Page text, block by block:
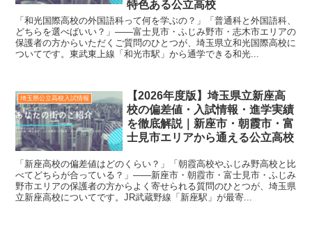
特色ある公立高校
「和光国際高校の外国語科って何を学ぶの？」「普通科と外国語科、
どちらを選べばいい？」——富士見市・ふじみ野市・志木市エリアの
保護者の方からいただくご質問のひとつが、埼玉県立和光国際高校に
ついてです。東武東上線「和光市駅」から通学できる和光...
埼玉県公立高校入試情報
【2026年度版】埼玉県立新座高
校の偏差値・入試情報・進学実績
を徹底解説｜新座市・朝霞市・富
士見市エリアから通える公立高校
「新座高校の偏差値はどのくらい？」「朝霞高校やふじみ野高校と比
べてどちらが合っている？」——新座市・朝霞市・富士見市・ふじみ
野市エリアの保護者の方からよく寄せられる質問のひとつが、埼玉県
立新座高校についてです。JR武蔵野線「新座駅」が最寄...